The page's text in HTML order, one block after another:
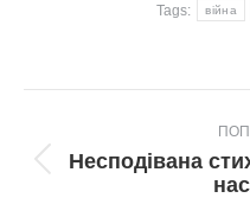
Tags: війна
navigation
Несподівана